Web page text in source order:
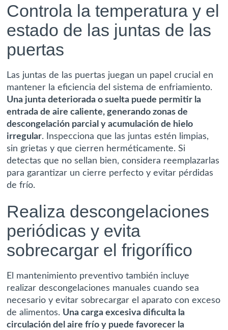
Controla la temperatura y el
estado de las juntas de las
puertas
Las juntas de las puertas juegan un papel crucial en
mantener la eficiencia del sistema de enfriamiento.
Una junta deteriorada o suelta puede permitir la
entrada de aire caliente, generando zonas de
descongelación parcial y acumulación de hielo
irregular. Inspecciona que las juntas estén limpias,
sin grietas y que cierren herméticamente. Si
detectas que no sellan bien, considera reemplazarlas
para garantizar un cierre perfecto y evitar pérdidas
de frío.
Realiza descongelaciones
periódicas y evita
sobrecargar el frigorífico
El mantenimiento preventivo también incluye
realizar descongelaciones manuales cuando sea
necesario y evitar sobrecargar el aparato con exceso
de alimentos. Una carga excesiva dificulta la
circulación del aire frío y puede favorecer la